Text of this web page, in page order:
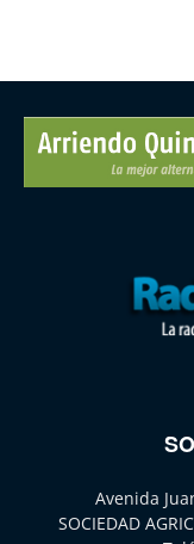
Avenida
SOCIEDAD